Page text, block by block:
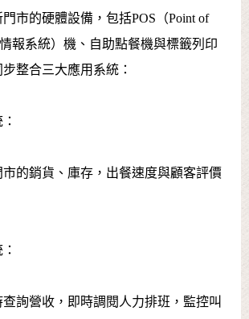
市的硬體設備，包括POS（Point of
報系統）機、自助點餐機與標籤列印
整合三大應用系統：
市的銷貨、庫存，出餐速度與顧客評價
詢營收，即時調閱人力排班，監控叫